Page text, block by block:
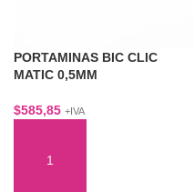
PORTAMINAS BIC CLIC
MATIC 0,5MM
$585,85 +IVA